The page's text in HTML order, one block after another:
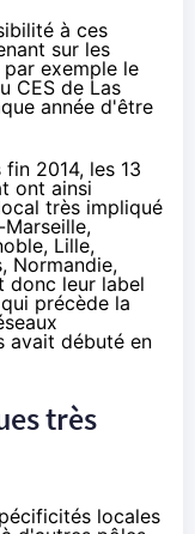
à ces
sur les
exemple le
CES de Las
année d'être
2014, les 13
ont ainsi
très impliqué
Lille,
Normandie,
donc leur label
précède la
avait débuté en
très
locales